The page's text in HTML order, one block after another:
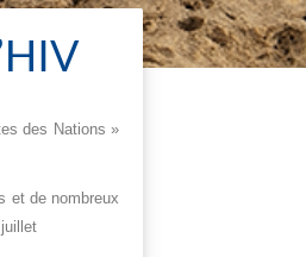
des Nations »
et de nombreux